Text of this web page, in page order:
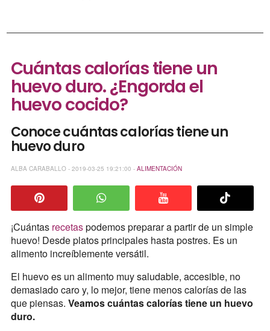
Cuántas calorías tiene un
huevo duro. ¿Engorda el
huevo cocido?
Conoce cuántas calorías tiene un
huevo duro
ALBA CARABALLO - 2019-03-25 19:21:00 - ALIMENTACIÓN
¡Cuántas recetaspodemos preparar a partir de un simple
huevo! Desde platos principales hasta postres. Es un
alimento increíblemente versátil.
El huevo es un alimento muy saludable, accesible, no
demasiado caro y, lo mejor, tiene menos calorías de las
que piensas. Veamos cuántas calorías tiene un huevo
duro.